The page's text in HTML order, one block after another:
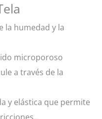
la humedad y la
microporoso
a través de la
y elástica que permite